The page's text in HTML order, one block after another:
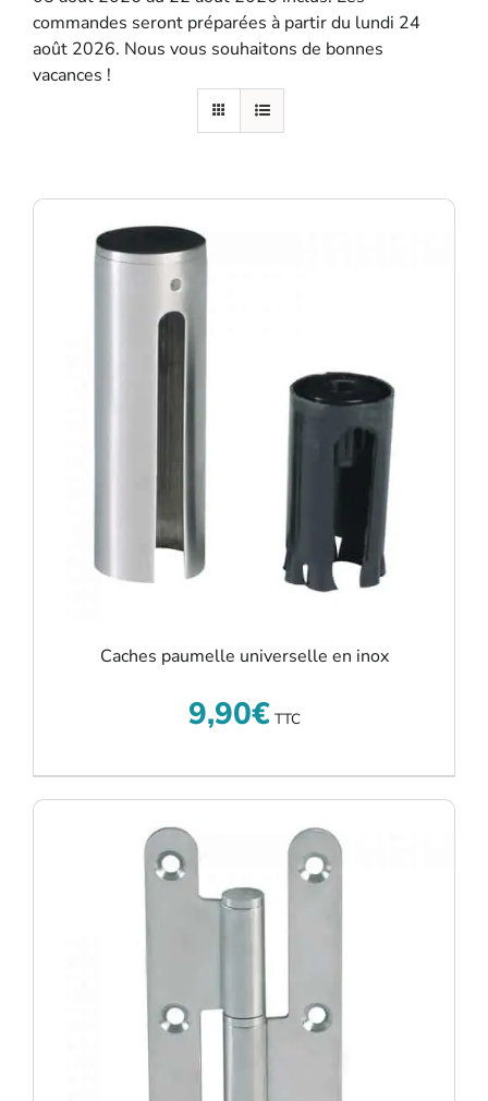
SE SOUVENIR DE MOI
S'ENREGISTRER
commandes seront préparées à partir du lundi 24
août 2026. Nous vous souhaitons de bonnes
vacances !
Caches paumelle universelle en inox
9,90€ TTC